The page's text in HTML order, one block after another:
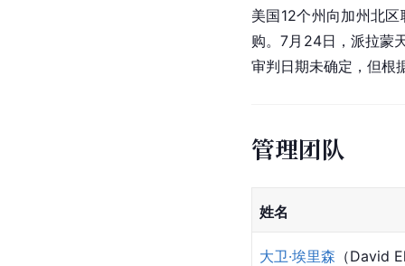
美国12个州向加州北
购。7月24日，派拉蒙
审判日期未确定，但根
管理团队
姓名
大卫·埃里森 （David